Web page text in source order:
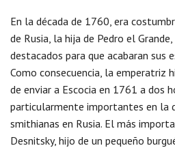
En la década de 1760, era
de Rusia, la hija de Pedro el
destacados para que acabaran sus
Como consecuencia, la emperatriz
de enviar a Escocia en 1761 a dos
particularmente importantes en la
smithianas en Rusia. El más
Desnitsky, hijo de un pequeño